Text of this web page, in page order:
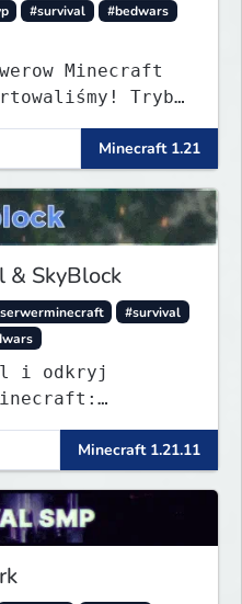
#survival
#bedwars
Minecraft
Zapraszamy!
Minecraft 1.21
& SkyBlock
#survival
i odkryj
Stały
Minecraft 1.21.11